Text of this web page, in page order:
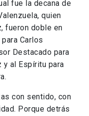
fue la decana de
quien
fueron doble en
Carlos
Destacado para
y al Espíritu para
con sentido, con
Porque detrás